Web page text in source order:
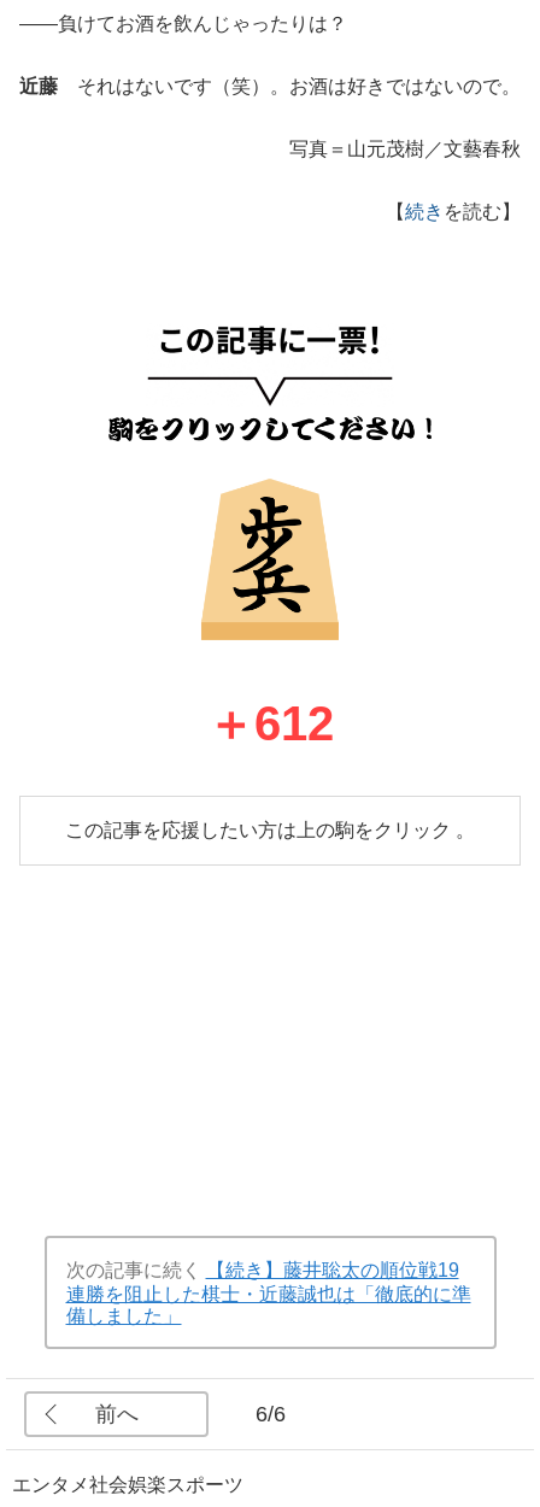
――負けてお酒を飲んじゃったりは？
近藤 それはないです（笑）。お酒は好きではないので。
写真＝山元茂樹／文藝春秋
【続き を読む】
＋ 612
この記事を応援したい方は上の駒をクリック 。
次の記事に続く
【続き】藤井聡太の順位戦19
連勝を阻止した棋士・近藤誠也は「徹底的に準
備しました」
前へ 6/6
エンタメ社会娯楽スポーツ